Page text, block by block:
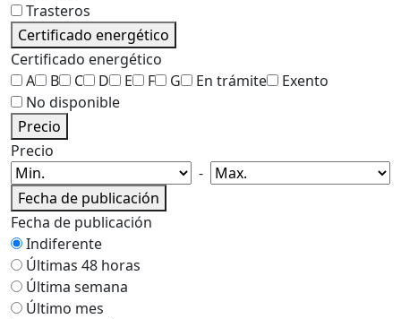
Trasteros
Certificado energético
Certificado energético
A
B C D E F G En trámite
Exento
No disponible
Precio
Precio
-
Fecha de publicación
Fecha de publicación
Indiferente
Últimas 48 horas
Última semana
Último mes